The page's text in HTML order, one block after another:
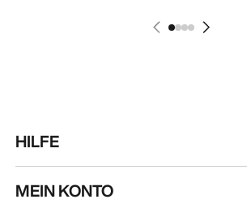
HILFE
MEIN KONTO